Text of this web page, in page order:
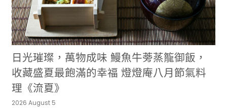
日光璀璨，萬物成味 鰻魚牛蒡蒸籠御飯，
收藏盛夏最飽滿的幸福 燈燈庵八月節氣料
理《流夏》
2026 August 5